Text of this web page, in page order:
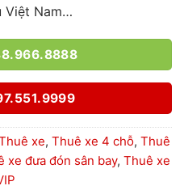
Việt Nam…
xe, Thuê xe 4 chỗ, Thuê
xe đưa đón sân bay, Thuê xe